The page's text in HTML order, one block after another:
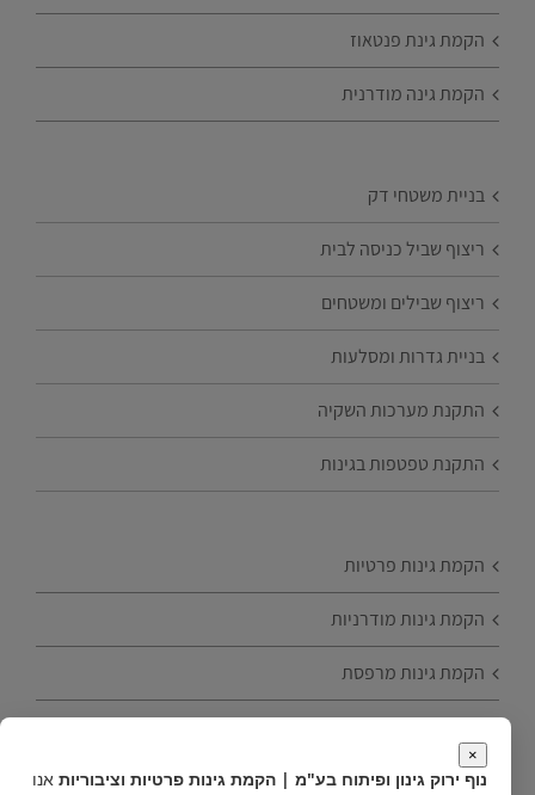
הקמת גינת פנטאוז
הקמת גינה מודרנית
בניית משטחי דק
ריצוף שביל כניסה לבית
ריצוף שבילים ומשטחים
בניית גדרות ומסלעות
התקנת מערכות השקיה
התקנת טפטפות בגינות
הקמת גינות פרטיות
הקמת גינות מודרניות
הקמת גינות מרפסת
הקמת גינות עם עצי פרי
טיפים להקמת גינה
×
נוף ירוק גינון ופיתוח בע"מ | הקמת גינות פרטיות וציבוריות אנו